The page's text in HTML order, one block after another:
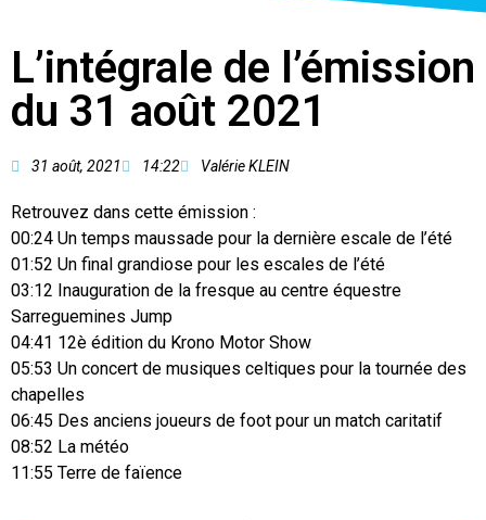
L’intégrale de l’émission
du 31 août 2021
31 août, 2021 14:22 Valérie KLEIN
Retrouvez dans cette émission :
00:24 Un temps maussade pour la dernière escale de l’été
01:52 Un final grandiose pour les escales de l’été
03:12 Inauguration de la fresque au centre équestre
Sarreguemines Jump
04:41 12è édition du Krono Motor Show
05:53 Un concert de musiques celtiques pour la tournée des
chapelles
06:45 Des anciens joueurs de foot pour un match caritatif
08:52 La météo
11:55 Terre de faïence